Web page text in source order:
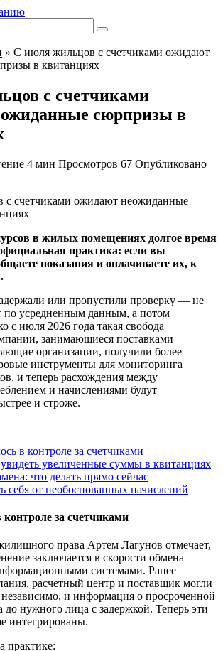
» С июля жильцов с счетчиками ожидают
в квитанциях
с счетчиками
сюрпризы в
4 мин Просмотров 67 Опубликовано
в жилых помещениях долгое время
практика: если вы
показания и оплачиваете их, к
или пропустили проверку — не
по усредненным данным, а потом
с июля 2026 года такая свобода
занимающиеся поставками
организации, получили более
инструменты для мониторинга
и теперь расхождения между
и начислениями будут
и строже.
в контроле за счетчиками
увеличенные суммы в квитанциях
что делать прямо сейчас
себя от необоснованных начислений
за счетчиками
права Артем Лагунов отмечает,
заключается в скорости обмена
системами. Ранее
расчетный центр и поставщик могли
и информация о просроченной
до нужного лица с задержкой. Теперь эти
интегрированы.
практике: